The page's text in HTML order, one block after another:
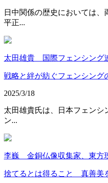
日中関係の歴史においては
平正...
太田雄貴 国際フェンシング
戦略と絆が紡ぐフェンシング
2025/3/18
太田雄貴氏は、日本フェンシ
ン...
李巍 金銅仏像収集家、東方
捨てるとは得ること 真善美